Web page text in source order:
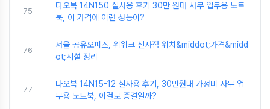
75
다오북 14N150 실사용 후기 30만 원대 사무 업무용 노트
북, 이 가격에 이런 성능이?
76
서울 공유오피스, 위워크 신사점 위치&middot;가격&midd
ot;시설 정리
77
다오북 14N15-12 실사용 후기, 30만원대 가성비 사무 업
무용 노트북, 이걸로 종결일까?